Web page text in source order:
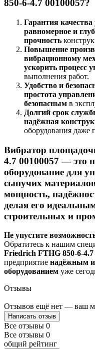
850-6-4.7 00100057?
Гарантия
равномерное и
прочность
Повышение
вибрационному
ускорить процесс
выполнения работ.
Удобство и
простота
безопасным в
Долгий срок
надёжная
оборудования даже
Вибратор
4.7 00100057 — это
оборудование для
сыпучих
мощность,
делая его
строительных и
Не упустите
Обратитесь к нашим
Friedrich FTHG 850-6-4.7
предприятие надёжным
оборудованием уже
Отзывы
Отзывов ещё нет — ваш
Написать отзыв
Все отзывы 0
Все отзывы 0
общий рейтинг